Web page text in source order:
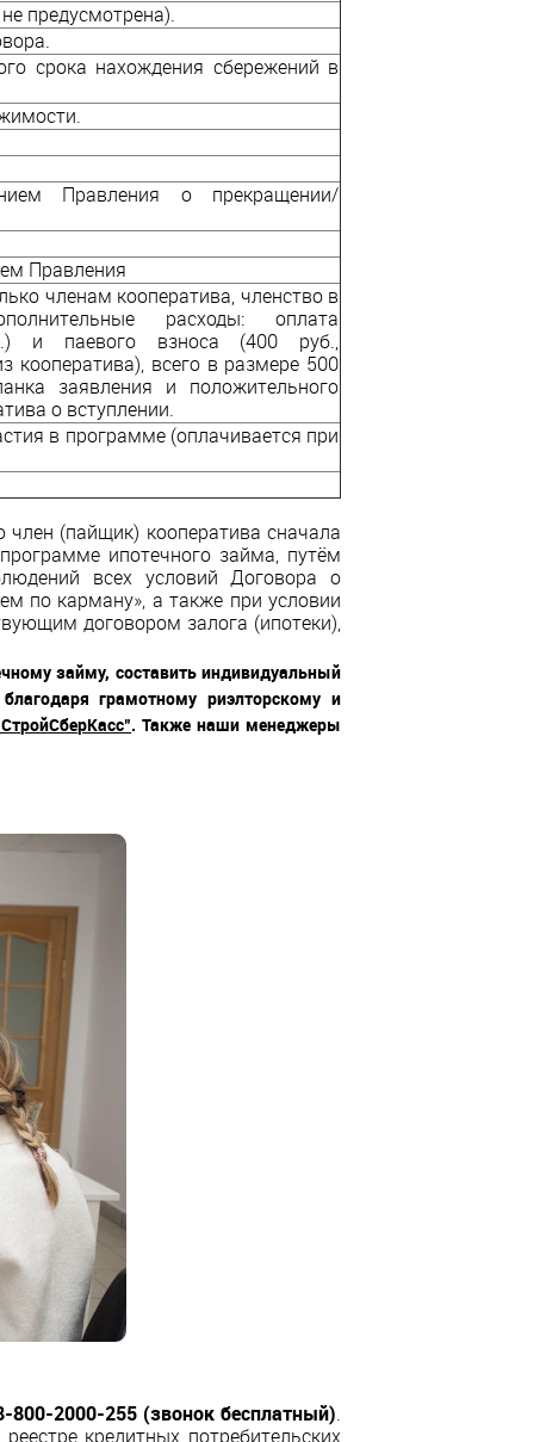
предусмотрена).
срока нахождения сбережений в
Правления о прекращении/
Правления
членам кооператива, членство в
расходы: оплата
и паевого взноса (400 руб.,
кооператива), всего в размере 500
заявления и положительного
о вступлении.
в программе (оплачивается при
член (пайщик) кооператива сначала
ипотечного займа, путём
всех условий Договора о
по карману», а также при условии
договором залога (ипотеки),
займу, составить индивидуальный
грамотному риэлторскому и
. Также наши менеджеры
800-2000-255 (звонок бесплатный).
кредитных потребительских